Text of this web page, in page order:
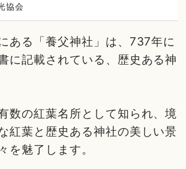
協会
ある「養父神社」は、737年に
に記載されている、歴史ある神
数の紅葉名所として知られ、境
紅葉と歴史ある神社の美しい景
を魅了します。